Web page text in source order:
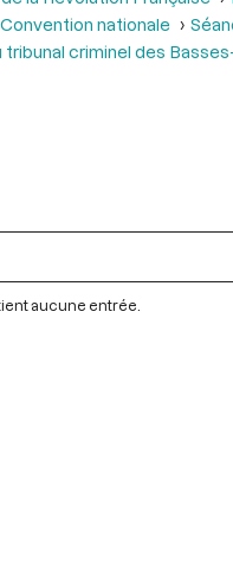
nationale
tribunal criminel des
aucune entrée.